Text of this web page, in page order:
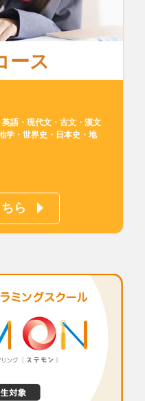
ース
語・現代文・古文・漢文
学・世界史・日本史・地
ら